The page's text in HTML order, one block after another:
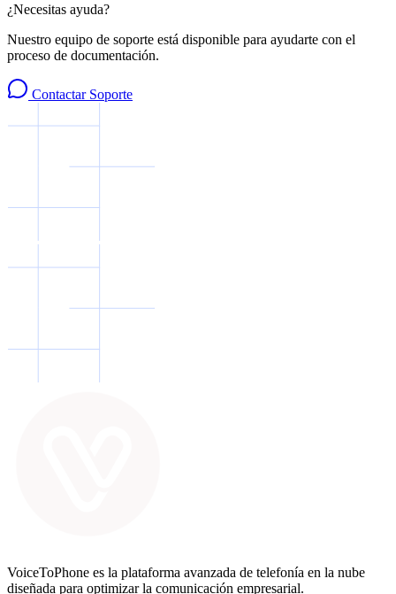
¿Necesitas ayuda?
Nuestro equipo de soporte está disponible para ayudarte con el
proceso de documentación.
Contactar Soporte
VoiceToPhone es la plataforma avanzada de telefonía en la nube
diseñada para optimizar la comunicación empresarial.